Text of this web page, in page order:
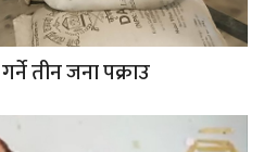
तीन जना पक्राउ